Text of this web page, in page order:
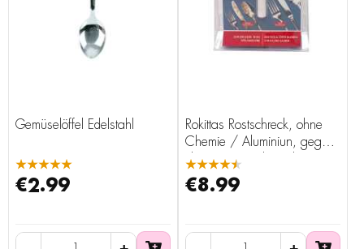
Gemüselöffel Edelstahl
★★★★★
€2.99
Rokittas Rostschreck, ohne
Chemie / Aluminiun, gegen
Flugrost in Spülmaschine
★★★★★
€8.99